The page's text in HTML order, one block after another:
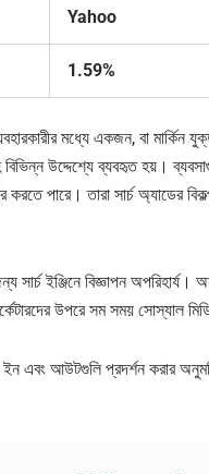
Yahoo
1.59%
মধ্যে একজন, বা মার্কিন
বিভিন্ন উদ্দেশ্যে ব্যবহৃত হয়।
করতে পারে। তারা সার্চ
সার্চ ইঞ্জিনে বিজ্ঞাপন
উপরে সম সময় সোস্যাল
ইন এবং আউটগুলি প্রদর্শন করার